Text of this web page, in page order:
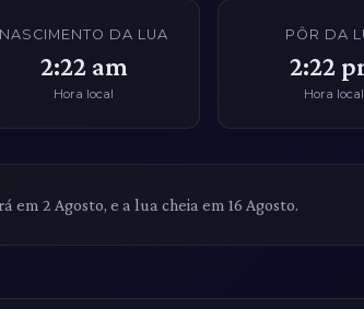
NASCIMENTO DA LUA
2:22 am
Hora local
PÔR DA
2:22
Hora local
2 Agosto, e a lua cheia em 16 Agosto.